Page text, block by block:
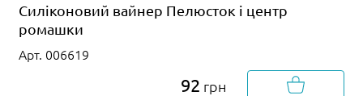
Силіконовий вайнер Пелюсток і центр
ромашки
Арт. 006619
92 грн